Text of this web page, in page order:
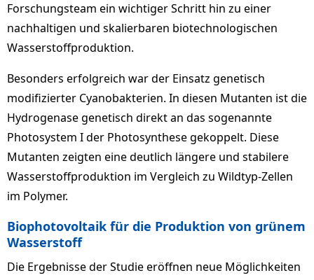
Forschungsteam ein wichtiger Schritt hin zu einer
nachhaltigen und skalierbaren biotechnologischen
Wasserstoffproduktion.
Besonders erfolgreich war der Einsatz genetisch
modifizierter Cyanobakterien. In diesen Mutanten ist die
Hydrogenase genetisch direkt an das sogenannte
Photosystem I der Photosynthese gekoppelt. Diese
Mutanten zeigten eine deutlich längere und stabilere
Wasserstoffproduktion im Vergleich zu Wildtyp-Zellen
im Polymer.
Biophotovoltaik für die Produktion von grünem
Wasserstoff
Die Ergebnisse der Studie eröffnen neue Möglichkeiten